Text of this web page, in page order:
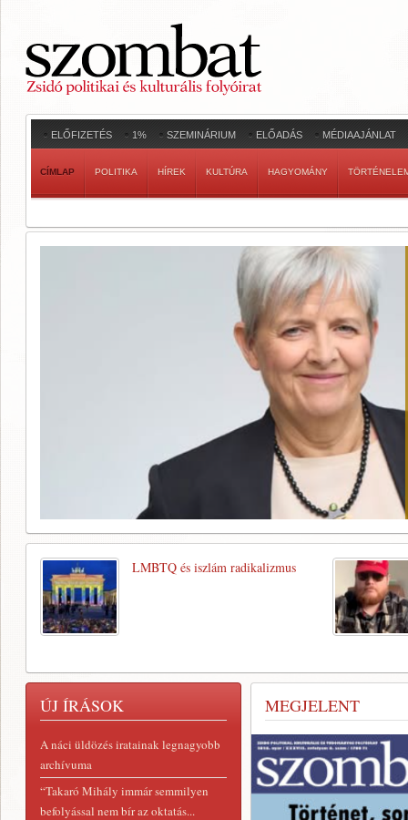
ELŐFIZETÉS 1% SZEMINÁRIUM ELŐADÁS MÉDIAAJÁNLAT
CÍMLAP POLITIKA HÍREK KULTÚRA HAGYOMÁNY
LMBTQ és iszlám radikalizmus
ÚJ ÍRÁSOK
A náci üldözés iratainak legnagyobb
archívuma
“Takaró Mihály immár semmilyen
befolyással nem bír az oktatás...
MEGJELENT